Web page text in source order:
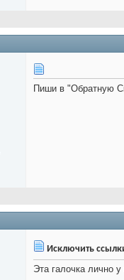
Пиши в "Обратную
Исключить
Эта галочка лично